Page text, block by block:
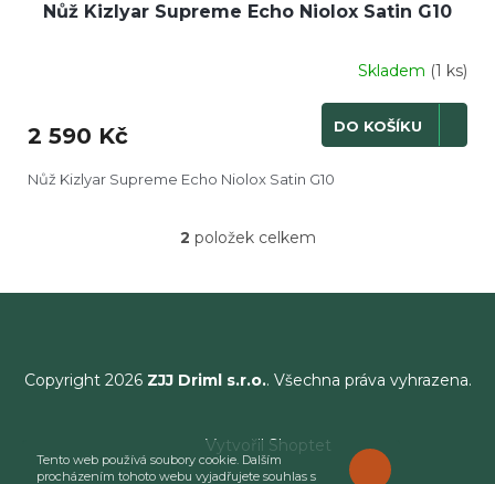
Tento web používá soubory cookie. Dalším
procházením tohoto webu vyjadřujete souhlas s
ROZUMÍM
Nůž Kizlyar Supreme Echo Niolox Satin G10
Skladem (1 ks)
2 590 Kč DO KOŠÍKU
Nůž Kizlyar Supreme Echo Niolox Satin G10
O
l
c
í
r
v
k
2 položek celkem
Copyright 2026 ZJJ Driml s.r.o.. Všechna práva vyhrazena.
Vytvořil Shoptet